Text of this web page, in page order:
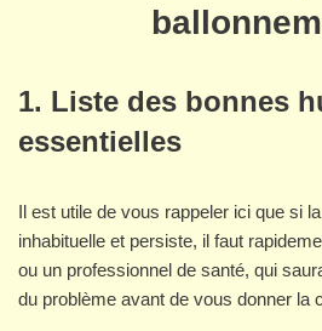
1. Liste des bonnes
essentielles
Il est utile de vous rappeler ici que si
inhabituelle et persiste, il faut
ou un professionnel de santé, qui
du problème avant de vous donner la